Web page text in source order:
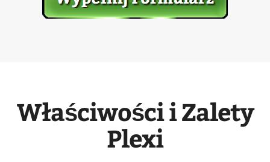
Właściwości i Zalety
Plexi